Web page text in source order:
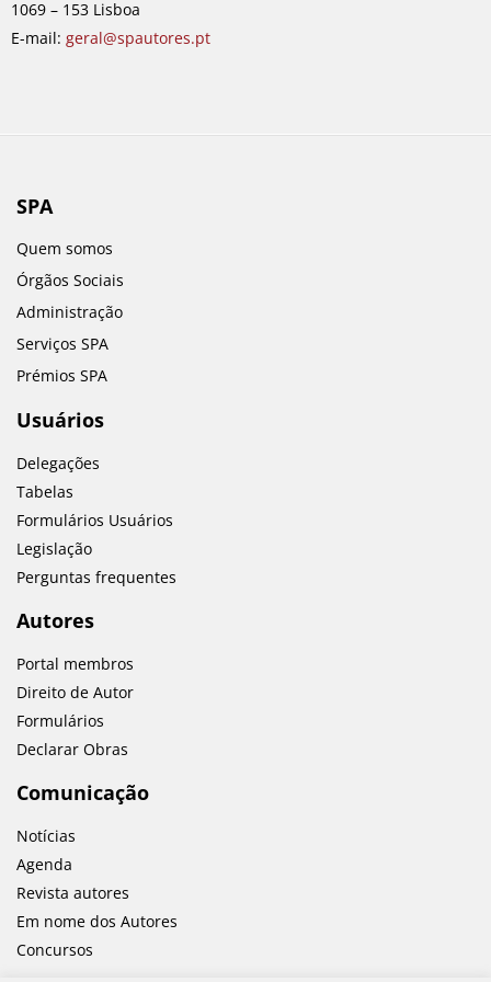
m
1069 – 153 Lisboa
E-mail: geral@spautores.pt
SPA
Quem somos
Órgãos Sociais
Administração
Serviços SPA
Prémios SPA
Usuários
Delegações
Tabelas
Formulários Usuários
Legislação
Perguntas frequentes
Autores
Portal membros
Direito de Autor
Formulários
Declarar Obras
Comunicação
Notícias
Agenda
Revista autores
Em nome dos Autores
Concursos